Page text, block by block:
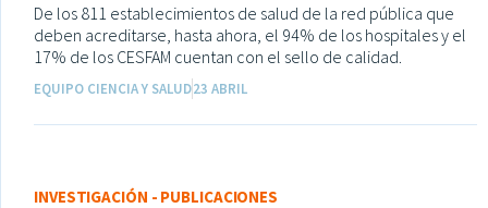
De los 811 establecimientos de salud de la red pública que
deben acreditarse, hasta ahora, el 94% de los hospitales y el
17% de los CESFAM cuentan con el sello de calidad.
EQUIPO CIENCIA Y SALUD23 ABRIL
INVESTIGACIÓN - PUBLICACIONES